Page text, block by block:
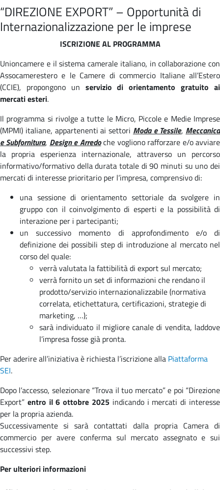
“DIREZIONE EXPORT” – Opportunità di
Internazionalizzazione per le imprese
ISCRIZIONE AL PROGRAMMA
Unioncamere e il sistema camerale italiano, in collaborazione con
Assocamerestero e le Camere di commercio Italiane all’Estero
(CCIE), propongono un servizio di orientamento gratuito ai
mercati esteri.
Il programma si rivolge a tutte le Micro, Piccole e Medie Imprese
(MPMI) italiane, appartenenti ai settori Moda e Tessile, Meccanica
e Subfornitura, Design e Arredoche vogliono rafforzare e/o avviare
la propria esperienza internazionale, attraverso un percorso
informativo/formativo della durata totale di 90 minuti su uno dei
mercati di interesse prioritario per l’impresa, comprensivo di:
una sessione di orientamento settoriale da svolgere in
gruppo con il coinvolgimento di esperti e la possibilità di
interazione per i partecipanti;
un successivo momento di approfondimento e/o di
definizione dei possibili step di introduzione al mercato nel
corso del quale:
verrà valutata la fattibilità di export sul mercato;
verrà fornito un set di informazioni che rendano il
prodotto/servizio internazionalizzabile (normativa
correlata, etichettatura, certificazioni, strategie di
marketing, …);
sarà individuato il migliore canale di vendita, laddove
l’impresa fosse già pronta.
Per aderire all’iniziativa è richiesta l’iscrizione alla Piattaforma
SEI.
Dopo l’accesso, selezionare “Trova il tuo mercato” e poi “Direzione
Export” entro il 6 ottobre 2025 indicando i mercati di interesse
per la propria azienda.
Successivamente si sarà contattati dalla propria Camera di
commercio per avere conferma sul mercato assegnato e sui
successivi step.
Per ulteriori informazioni